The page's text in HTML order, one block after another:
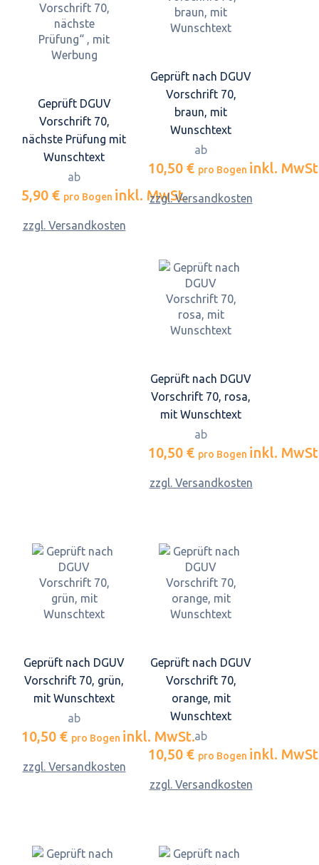
Geprüft DGUV
Vorschrift 70,
nächste Prüfung mit
Wunschtext
ab
5,90 € pro Bogen inkl. MwSt.
zzgl. Versandkosten
Geprüft nach DGUV
Vorschrift 70,
braun, mit
Wunschtext
ab
10,50 € pro Bogen inkl.
zzgl. Versandkosten
Geprüft nach DGUV
Vorschrift 70, rosa,
mit Wunschtext
ab
10,50 € pro Bogen inkl.
zzgl. Versandkosten
Geprüft nach DGUV
Vorschrift 70, grün,
mit Wunschtext
ab
10,50 € pro Bogen inkl. MwSt.
zzgl. Versandkosten
Geprüft nach DGUV
Vorschrift 70,
orange, mit
Wunschtext
ab
10,50 € pro Bogen inkl.
zzgl. Versandkosten